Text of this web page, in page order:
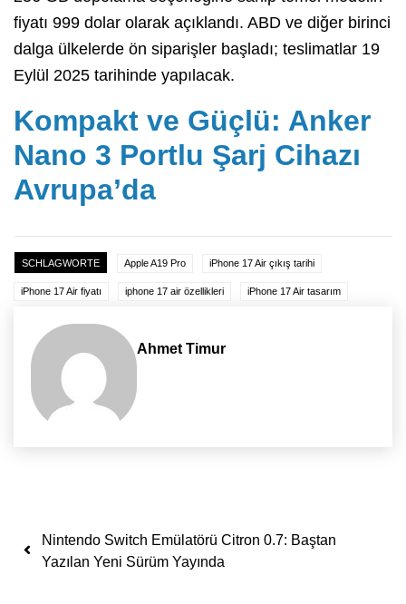
fiyatı 999 dolar olarak açıklandı. ABD ve diğer birinci
dalga ülkelerde ön siparişler başladı; teslimatlar 19
Eylül 2025 tarihinde yapılacak.
Kompakt ve Güçlü: Anker
Nano 3 Portlu Şarj Cihazı
Avrupa’da
SCHLAGWORTE Apple A19 Pro iPhone 17 Air çıkış tarihi
iPhone 17 Air fiyatı iphone 17 air özellikleri iPhone 17 Air tasarım
Ahmet Timur
Yazı dolaşımı
Nintendo Switch Emülatörü Citron 0.7: Baştan
Yazılan Yeni Sürüm Yayında